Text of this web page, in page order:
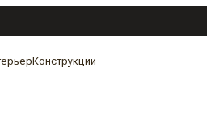
Конструкции